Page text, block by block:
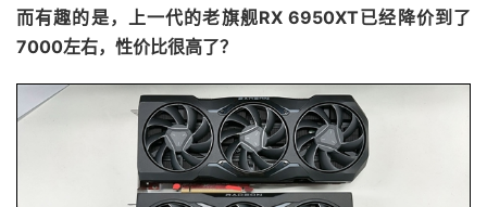
而有趣的是，上一代的老旗舰RX 6950XT已经降价到了
7000左右，性价比很高了？